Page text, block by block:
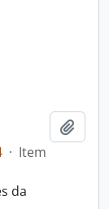
· Item
da